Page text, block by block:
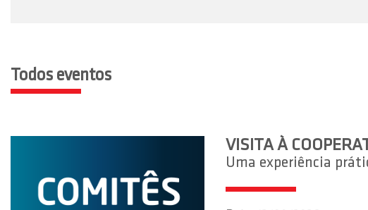
Todos eventos
VISITA À
Uma experiência